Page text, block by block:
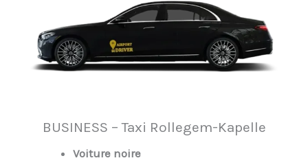
BUSINESS – Taxi Rollegem-Kapelle
Voiture noire